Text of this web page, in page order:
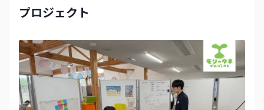
プロジェクト